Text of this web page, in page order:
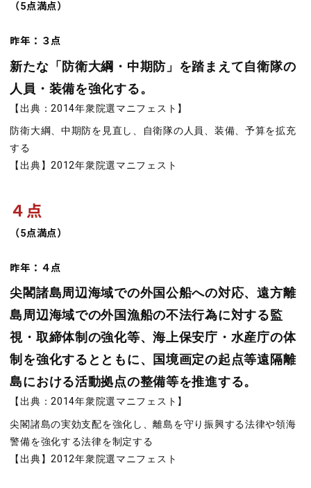
（5点満点）
昨年：３点
新たな「防衛大綱・中期防」を踏まえて自衛隊の
人員・装備を強化する。
【出典：2014年衆院選マニフェスト】
防衛大綱、中期防を見直し、自衛隊の人員、装備、予算を拡充
する
【出典】2012年衆院選マニフェスト
４点
（5点満点）
昨年：４点
尖閣諸島周辺海域での外国公船への対応、遠方離
島周辺海域での外国漁船の不法行為に対する監
視・取締体制の強化等、海上保安庁・水産庁の体
制を強化するとともに、国境画定の起点等遠隔離
島における活動拠点の整備等を推進する。
【出典：2014年衆院選マニフェスト】
尖閣諸島の実効支配を強化し、離島を守り振興する法律や領海
警備を強化する法律を制定する
【出典】2012年衆院選マニフェスト